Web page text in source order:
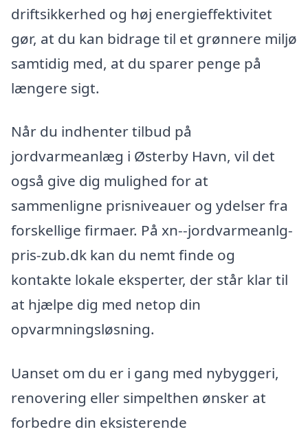
driftsikkerhed og høj energieffektivitet
gør, at du kan bidrage til et grønnere miljø
samtidig med, at du sparer penge på
længere sigt.
Når du indhenter tilbud på
jordvarmeanlæg i Østerby Havn, vil det
også give dig mulighed for at
sammenligne prisniveauer og ydelser fra
forskellige firmaer. På xn--jordvarmeanlg-
pris-zub.dk kan du nemt finde og
kontakte lokale eksperter, der står klar til
at hjælpe dig med netop din
opvarmningsløsning.
Uanset om du er i gang med nybyggeri,
renovering eller simpelthen ønsker at
forbedre din eksisterende